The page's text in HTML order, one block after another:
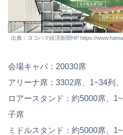
出典：ヨコハマ経済新聞HP https://
会場キャパ：20030席
アリーナ席：3302席、1~34列
ロアースタンド：約5000席、
子席
ミドルスタンド：約5000席、